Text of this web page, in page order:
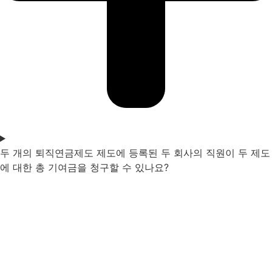
두 개의 퇴직연금제도 제도에 등록된 두 회사의 직원이 두 제도
에 대한 총 기여금을 청구할 수 있나요?